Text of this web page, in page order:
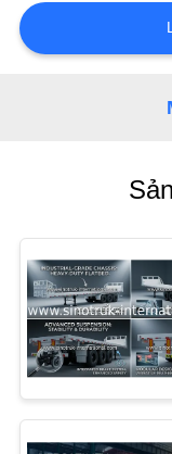
LƯỢNG
TÔI
YÊU
CẦU
ĐẶT
GIÁ